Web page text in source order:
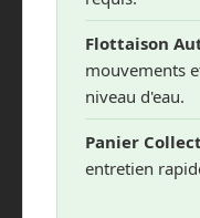
Flottaison
mouvements
niveau d'eau.
Panier
entretien